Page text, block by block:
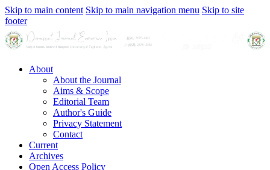
Skip to main content Skip to main navigation menu Skip to site
footer
About
About the Journal
Aims & Scope
Editorial Team
Author's Guide
Privacy Statement
Contact
Current
Archives
Open Access Policy